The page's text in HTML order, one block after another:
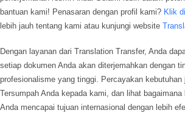
bantuan kami! Penasaran dengan profil kami? Klik
lebih jauh tentang kami atau kunjungi website
Dengan layanan dari Translation Transfer, Anda
setiap dokumen Anda akan diterjemahkan dengan
profesionalisme yang tinggi. Percayakan kebutuhan
Tersumpah Anda kepada kami, dan lihat
Anda mencapai tujuan internasional dengan lebih